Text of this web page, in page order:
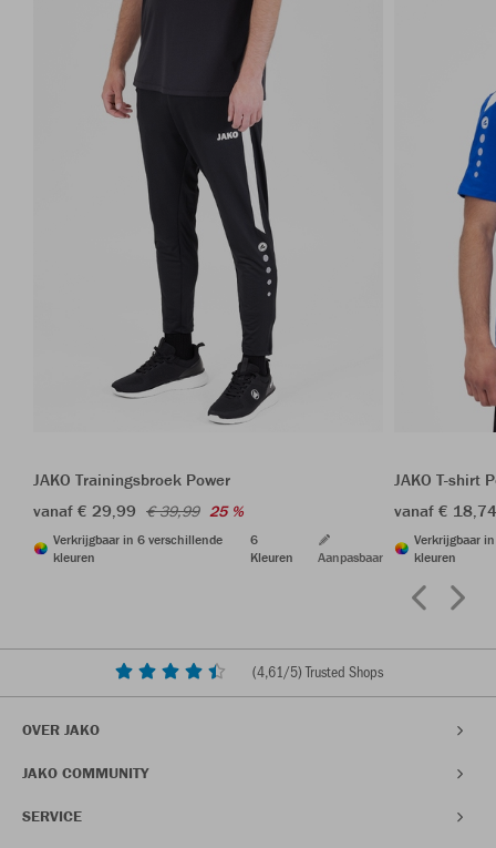
JAKO Trainingsbroek Power
vanaf € 29,99 € 39,99 25 %
Verkrijgbaar in 6 verschillende
kleuren
6
Kleuren
Aanpasbaar
JAKO T-shirt
vanaf €
Verkrijgbaar
kleuren
(4,61/5) Trusted Shops
OVER JAKO
JAKO COMMUNITY
SERVICE